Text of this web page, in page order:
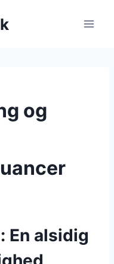
og
En alsidig